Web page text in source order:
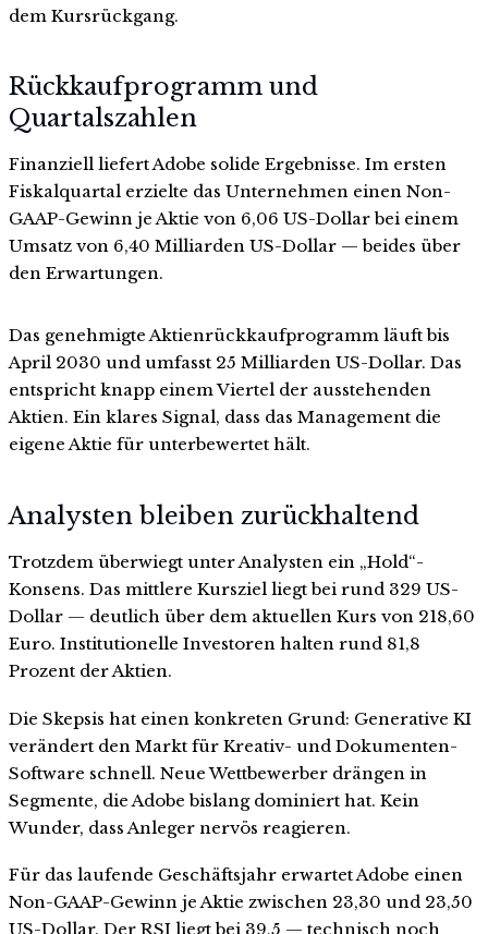
dem Kursrückgang.
Rückkaufprogramm und
Quartalszahlen
Finanziell liefert Adobe solide Ergebnisse. Im ersten
Fiskalquartal erzielte das Unternehmen einen Non-
GAAP-Gewinn je Aktie von 6,06 US-Dollar bei einem
Umsatz von 6,40 Milliarden US-Dollar — beides über
den Erwartungen.
Das genehmigte Aktienrückkaufprogramm läuft bis
April 2030 und umfasst 25 Milliarden US-Dollar. Das
entspricht knapp einem Viertel der ausstehenden
Aktien. Ein klares Signal, dass das Management die
eigene Aktie für unterbewertet hält.
Analysten bleiben zurückhaltend
Trotzdem überwiegt unter Analysten ein „Hold“-
Konsens. Das mittlere Kursziel liegt bei rund 329 US-
Dollar — deutlich über dem aktuellen Kurs von 218,60
Euro. Institutionelle Investoren halten rund 81,8
Prozent der Aktien.
Die Skepsis hat einen konkreten Grund: Generative KI
verändert den Markt für Kreativ- und Dokumenten-
Software schnell. Neue Wettbewerber drängen in
Segmente, die Adobe bislang dominiert hat. Kein
Wunder, dass Anleger nervös reagieren.
Für das laufende Geschäftsjahr erwartet Adobe einen
Non-GAAP-Gewinn je Aktie zwischen 23,30 und 23,50
US-Dollar. Der RSI liegt bei 39,5 — technisch noch